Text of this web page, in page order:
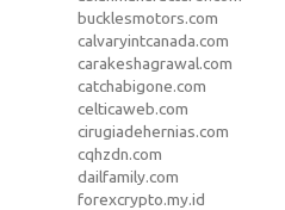
bucklesmotors.com
calvaryintcanada.com
carakeshagrawal.com
catchabigone.com
celticaweb.com
cirugiadehernias.com
cqhzdn.com
dailfamily.com
forexcrypto.my.id